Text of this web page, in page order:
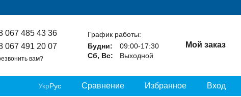
067 485 43 36
067 491 20 07
вам?
График работы:
Будни:
09:00-17:30
Сб, Вс:
Выходной
Мой заказ
УкрРус Сравнение Избранное Вход